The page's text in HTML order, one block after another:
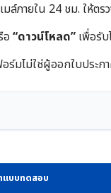
เมล์ภายใน 24 ชม. ให้
อ “ดาวน์โหลด” เพื่อรั
ร์มไม่ใช่ผู้ออกใบประก
แบบทดสอบ